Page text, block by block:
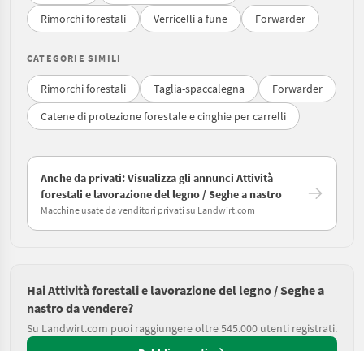
Rimorchi forestali
Verricelli a fune Forwarder
CATEGORIE SIMILI
Rimorchi forestali Taglia-spaccalegna
Forwarder
Catene di protezione forestale e cinghie per carrelli
Anche da privati: Visualizza gli annunci Attività
forestali e lavorazione del legno / Seghe a nastro
Macchine usate da venditori privati su Landwirt.com
Hai Attività forestali e lavorazione del legno / Seghe a
nastro da vendere?
Su Landwirt.com puoi raggiungere oltre 545.000 utenti registrati.